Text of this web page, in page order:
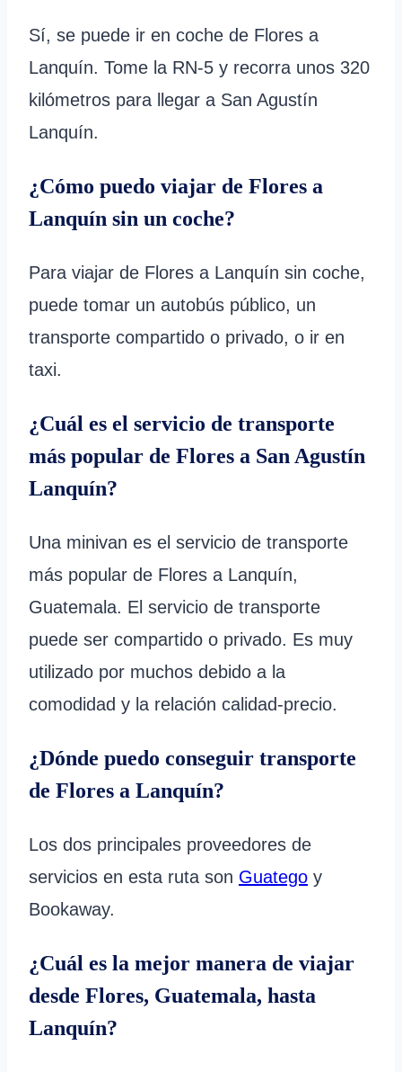
Sí, se puede ir en coche de Flores a
Lanquín. Tome la RN-5 y recorra unos 320
kilómetros para llegar a San Agustín
Lanquín.
¿Cómo puedo viajar de Flores a
Lanquín sin un coche?
Para viajar de Flores a Lanquín sin coche,
puede tomar un autobús público, un
transporte compartido o privado, o ir en
taxi.
¿Cuál es el servicio de transporte
más popular de Flores a San Agustín
Lanquín?
Una minivan es el servicio de transporte
más popular de Flores a Lanquín,
Guatemala. El servicio de transporte
puede ser compartido o privado. Es muy
utilizado por muchos debido a la
comodidad y la relación calidad-precio.
¿Dónde puedo conseguir transporte
de Flores a Lanquín?
Los dos principales proveedores de
servicios en esta ruta son Guatego y
Bookaway.
¿Cuál es la mejor manera de viajar
desde Flores, Guatemala, hasta
Lanquín?